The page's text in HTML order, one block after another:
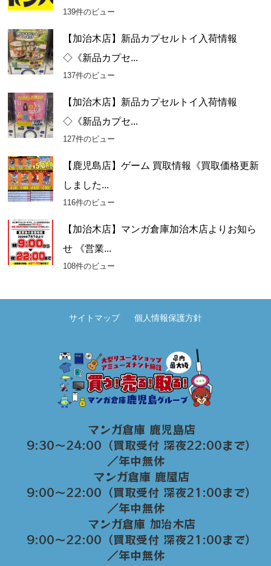
139件のビュー
【加治木店】新品カプセルトイ入荷情報
◇《新品カプセ...
137件のビュー
【加治木店】新品カプセルトイ入荷情報
◇《新品カプセ...
127件のビュー
【鹿児島店】ゲーム 買取情報《買取価格更新
しました...
116件のビュー
【加治木店】マンガ倉庫加治木店よりお知ら
せ 《営業...
108件のビュー
サイトマップ 個人情報保護方針
マンガ倉庫 鹿児島店
9:30～24:00（買取受付 深夜22:00まで）
／年中無休
マンガ倉庫 鹿屋店
9:00～22:00（買取受付 深夜21:00まで）
／年中無休
マンガ倉庫 加治木店
9:00〜22:00（買取受付 深夜21:00まで）
／年中無休